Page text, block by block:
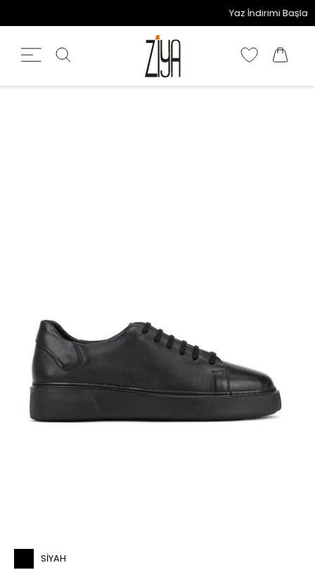
Yaz İndirimi
SIYAH